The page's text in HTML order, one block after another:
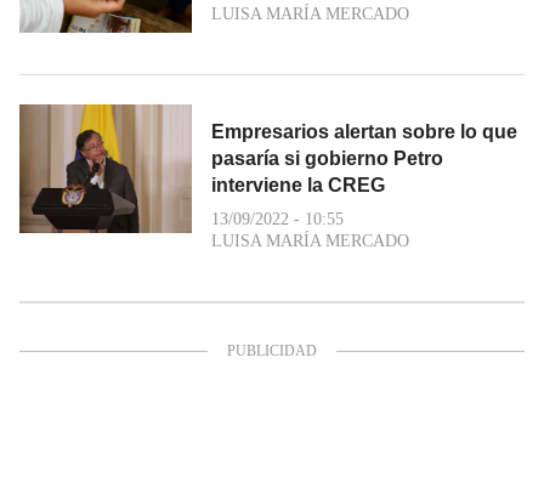
LUISA MARÍA MERCADO
Empresarios alertan sobre lo que
pasaría si gobierno Petro
interviene la CREG
13/09/2022 - 10:55
LUISA MARÍA MERCADO